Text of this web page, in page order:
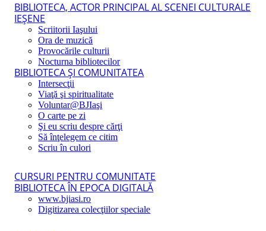
BIBLIOTECA, ACTOR PRINCIPAL AL SCENEI CULTURALE
IEŞENE
Scriitorii Iaşului
Ora de muzică
Provocările culturii
Nocturna bibliotecilor
BIBLIOTECA ŞI COMUNITATEA
Intersecţii
Viaţă şi spiritualitate
Voluntar@BJIaşi
O carte pe zi
Şi eu scriu despre cărţi
Să înţelegem ce citim
Scriu în culori
CURSURI PENTRU COMUNITATE
BIBLIOTECA ÎN EPOCA DIGITALĂ
www.bjiasi.ro
Digitizarea colecţiilor speciale